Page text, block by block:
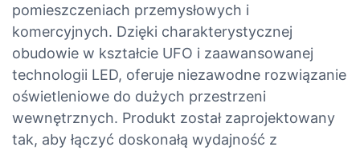
pomieszczeniach przemysłowych i
komercyjnych. Dzięki charakterystycznej
obudowie w kształcie UFO i zaawansowanej
technologii LED, oferuje niezawodne rozwiązanie
oświetleniowe do dużych przestrzeni
wewnętrznych. Produkt został zaprojektowany
tak, aby łączyć doskonałą wydajność z